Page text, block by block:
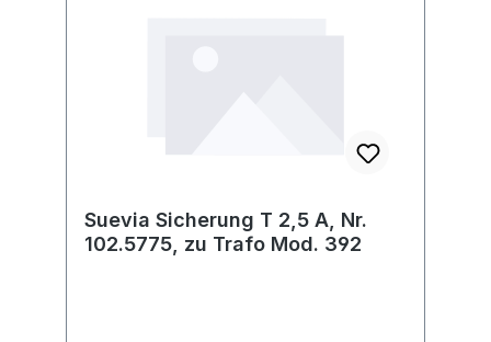
Suevia Sicherung T 2,5 A, Nr.
102.5775, zu Trafo Mod. 392